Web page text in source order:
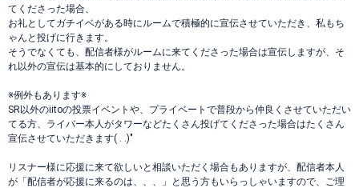
てくださった場合、
お礼としてガチイベがある時にルームで積極的に宣伝させていただき、私もち
ゃんと投げに行きます。
そうでなくても、配信者様がルームに来てくださった場合は宣伝しますが、そ
れ以外の宣伝は基本的にしておりません。
※例外もあります※
SR以外のiitoの投票イベントや、プライベートで普段から仲良くさせていただい
てる方、ライバー本人がタワーなどたくさん投げてくださった場合はたくさん
宣伝させていただきます( . .)"
リスナー様に応援に来て欲しいと相談いただく場合もありますが、配信者本人
が「配信者が応援に来るのは、、、」と思う方もいらっしゃいますので、ご理